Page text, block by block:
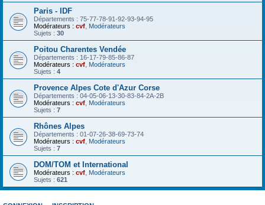
Paris - IDF
Départements : 75-77-78-91-92-93-94-95
Modérateurs : cvf Modérateurs
Sujets : 30
Poitou Charentes Vendée
Départements : 16-17-79-85-86-87
Modérateurs : cvf Modérateurs
Sujets : 4
Provence Alpes Cote d'Azur Corse
Départements : 04-05-06-13-30-83-84-2A-2B
Modérateurs : cvf Modérateurs
Sujets : 7
Rhônes Alpes
Départements : 01-07-26-38-69-73-74
Modérateurs : cvf Modérateurs
Sujets : 7
DOM/TOM et International
Modérateurs : cvf Modérateurs
Sujets : 621